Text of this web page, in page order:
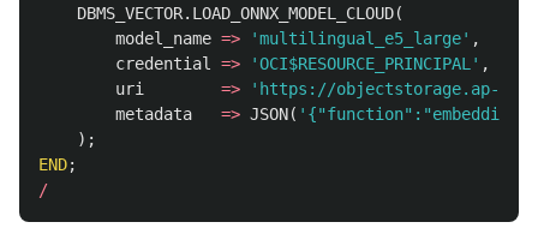
DBMS_VECTOR. LOAD_ONNX_MODEL_CLOUD(
model_name => 'multilingual_e5_large' ,
credential => 'OCI$RESOURCE_PRINCIPAL' ,
uri
=>
'https://objectstorage.ap-
metadata
=> JSON(
);
END;
/